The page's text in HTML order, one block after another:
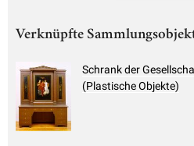
Verknüpfte
Schrank der
(Plastische Objekte)